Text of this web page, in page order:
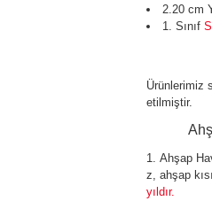
2.20 cm
1. Sınıf
Ürünlerimiz
etilmiştir.
Ahşap
z, ahşap
yıldır.